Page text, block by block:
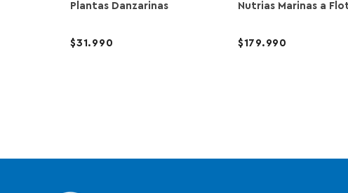
Plantas Danzarinas
31.990
Nutrias Marinas a
179.990